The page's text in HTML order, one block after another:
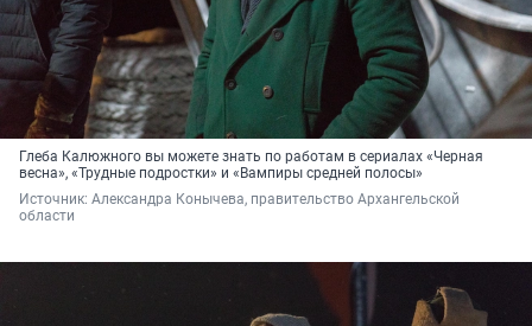
Глеба Калюжного вы можете знать по работам в сериалах «Черная
весна», «Трудные подростки» и «Вампиры средней полосы»
Источник: Александра Конычева, правительство Архангельской
области